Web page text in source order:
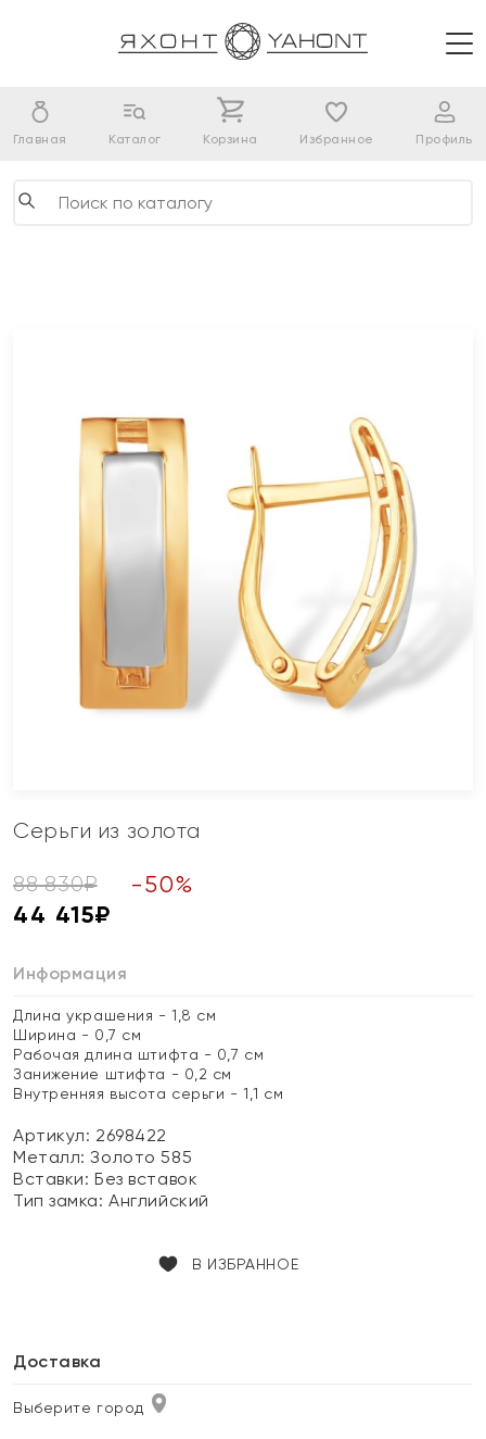
Главная Каталог Корзина Избранное Профиль
Серьги из золота
88 830₽ -50%
44 415₽
Информация
Длина украшения - 1,8 см
Ширина - 0,7 см
Рабочая длина штифта - 0,7 см
Занижение штифта - 0,2 см
Внутренняя высота серьги - 1,1 см
Артикул: 2698422
Металл:Золото 585
Вставки:Без вставок
Тип замка:Английский
В ИЗБРАННОЕ
Доставка
Выберите город